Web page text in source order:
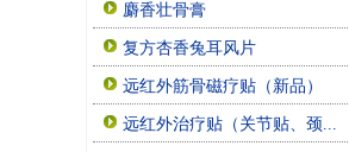
麝香壮骨膏
复方杏香兔耳风片
远红外筋骨磁疗贴（新品）
远红外治疗贴（关节贴、颈...